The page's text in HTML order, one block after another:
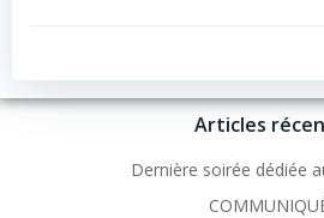
Articles
Dernière soirée dédiée